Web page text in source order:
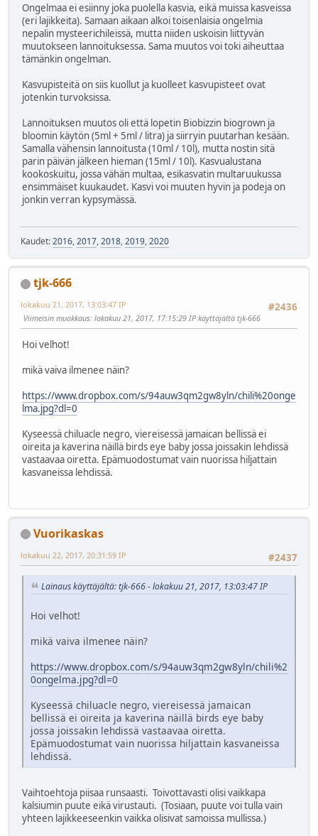
Ongelmaa ei esiinny joka puolella kasvia, eikä muissa kasveissa
(eri lajikkeita). Samaan aikaan alkoi toisenlaisia ongelmia
nepalin mysteerichileissä, mutta niiden uskoisin liittyvän
muutokseen lannoituksessa. Sama muutos voi toki aiheuttaa
tämänkin ongelman.
Kasvupisteitä on siis kuollut ja kuolleet kasvupisteet ovat
jotenkin turvoksissa.
Lannoituksen muutos oli että lopetin Biobizzin biogrown ja
bloomin käytön (5ml + 5ml / litra) ja siirryin puutarhan kesään.
Samalla vähensin lannoitusta (10ml / 10l), mutta nostin sitä
parin päivän jälkeen hieman (15ml / 10l). Kasvualustana
kookoskuitu, jossa vähän multaa, esikasvatin multaruukussa
ensimmäiset kuukaudet. Kasvi voi muuten hyvin ja podeja on
jonkin verran kypsymässä.
Kaudet:2016,2017,2018,2019,2020
tjk-666
#2436
lokakuu 21, 2017, 13:03:47 IP
Viimeisin muokkaus: lokakuu 21, 2017, 17:15:29 IP käyttäjältä tjk-666
Hoi velhot!
mikä vaiva ilmenee näin?
https://www.dropbox.com/s/94auw3qm2gw8yln/chili%20onge
lma.jpg?dl=0
Kyseessä chiluacle negro, viereisessä jamaican bellissä ei
oireita ja kaverina näillä birds eye baby jossa joissakin lehdissä
vastaavaa oiretta. Epämuodostumat vain nuorissa hiljattain
kasvaneissa lehdissä.
Vuorikaskas
#2437
lokakuu 22, 2017, 20:31:59 IP
Lainaus käyttäjältä: tjk-666 - lokakuu 21, 2017, 13:03:47 IP
Hoi velhot!
mikä vaiva ilmenee näin?
https://www.dropbox.com/s/94auw3qm2gw8yln/chili%2
0ongelma.jpg?dl=0
Kyseessä chiluacle negro, viereisessä jamaican
bellissä ei oireita ja kaverina näillä birds eye baby
jossa joissakin lehdissä vastaavaa oiretta.
Epämuodostumat vain nuorissa hiljattain kasvaneissa
lehdissä.
Vaihtoehtoja piisaa runsaasti. Toivottavasti olisi vaikkapa
kalsiumin puute eikä virustauti. (Tosiaan, puute voi tulla vain
yhteen lajikkeeseenkin vaikka olisivat samoissa mullissa.)